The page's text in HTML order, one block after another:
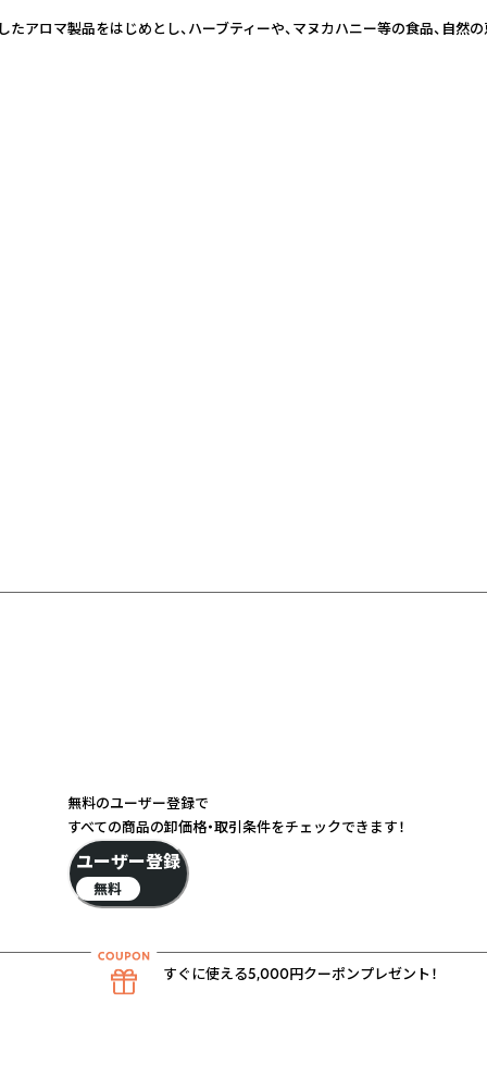
たアロマ製品をはじめとし、ハーブティーや、マヌカハニー等の食品、自然
無料のユーザー登録で
すべての商品の卸価格・取引条件をチェックできます！
ユーザー登録
無料
すぐに使える5,000円クーポンプレゼント！